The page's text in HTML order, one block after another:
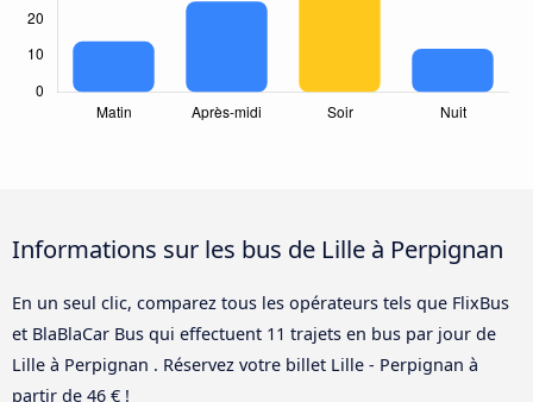
Informations sur les bus de Lille à Perpignan
En un seul clic, comparez tous les opérateurs tels que FlixBus
et BlaBlaCar Bus qui effectuent 11 trajets en bus par jour de
Lille à Perpignan . Réservez votre billet Lille - Perpignan à
partir de 46 € !